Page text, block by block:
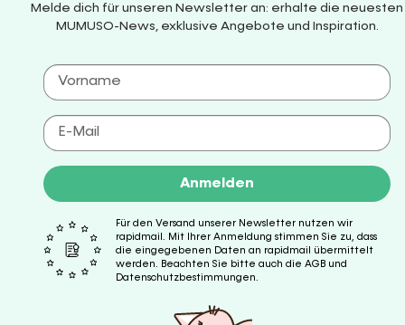
Melde dich für unseren Newsletter an: erhalte die neuesten
MUMUSO-News, exklusive Angebote und Inspiration.
Anmelden
Für den Versand unserer Newsletter nutzen wir
rapidmail. Mit Ihrer Anmeldung stimmen Sie zu, dass
die eingegebenen Daten an rapidmail übermittelt
werden. Beachten Sie bitte auch die AGB und
Datenschutzbestimmungen.